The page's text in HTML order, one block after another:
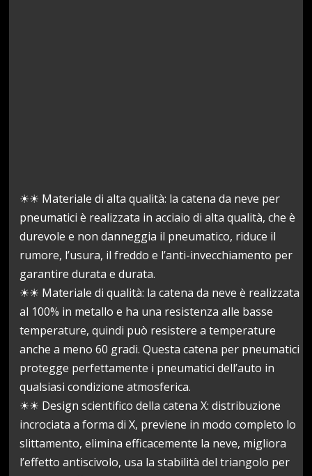
☀☀ Materiale di alta qualità: la catena da neve per
pneumatici è realizzata in acciaio di alta qualità, che è
durevole e non danneggia il pneumatico, riduce il
rumore, l’usura, il freddo e l’anti-invecchiamento per
garantire durata e durata.
☀☀ Materiale di qualità: la catena da neve è realizzata
al 100% in metallo e ha una resistenza alle basse
temperature, quindi può resistere a temperature
anche a meno 60 gradi. Questa catena per pneumatici
protegge perfettamente i pneumatici dell’auto in
qualsiasi condizione atmosferica.
☀☀ Design scientifico della catena X: distribuzione
incrociata a forma di X, previene in modo completo lo
slittamento, elimina efficacemente la neve, migliora
l’effetto antiscivolo, usa la stabilità del triangolo per